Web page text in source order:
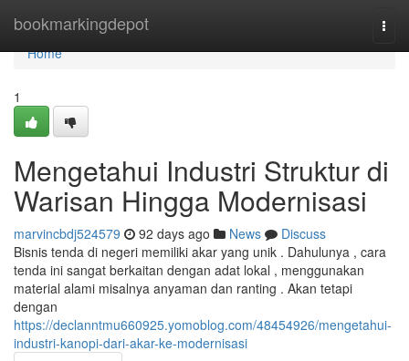
bookmarkingdepot
Home
Home
1
Mengetahui Industri Struktur di
Warisan Hingga Modernisasi
marvincbdj524579 92 days ago News
Discuss
Bisnis tenda di negeri memiliki akar yang unik . Dahulunya , cara
tenda ini sangat berkaitan dengan adat lokal , menggunakan
material alami misalnya anyaman dan ranting . Akan tetapi
dengan
https://declanntmu660925.yomoblog.com/48454926/mengetahui-
industri-kanopi-dari-akar-ke-modernisasi